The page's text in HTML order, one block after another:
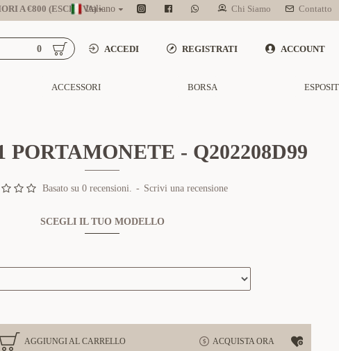
A €800 (ESCL. IVA)Italiano Chi Siamo Contatto
ACCEDI REGISTRATI ACCOUNT
0
ACCESSORI BORSA
PORTAMONETE - Q202208D99
Basato su 0 recensioni. - Scrivi una recensione
SCEGLI IL TUO MODELLO
AGGIUNGI AL CARRELLO ACQUISTA ORA